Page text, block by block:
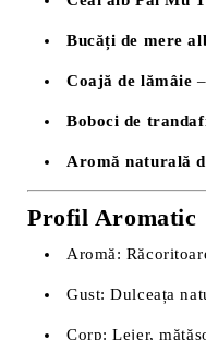
Bucăți de mere
Coajă de lămâie
Boboci de
Aromă naturală
Profil Aromatic
Aromă:
Gust: Dulceața
Corp: Lejer,